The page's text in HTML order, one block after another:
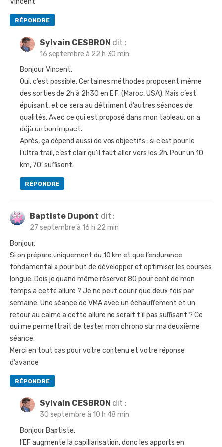
RÉPONDRE
Sylvain CESBRON dit :
16 septembre à 22 h 30 min
Bonjour Vincent,
Oui, c’est possible. Certaines méthodes proposent même
des sorties de 2h à 2h30 en E.F. (Maroc, USA). Mais c’est
épuisant, et ce sera au détriment d’autres séances de
qualités. Avec ce qui est proposé dans mon tableau, on a
déjà un bon impact.
Après, ça dépend aussi de vos objectifs : si c’est pour le
l’ultra trail, c’est clair qu’il faut aller vers les 2h. Pour un 10
km, 70′ suffisent.
RÉPONDRE
Baptiste Dupont dit :
27 septembre à 16 h 22 min
Bonjour,
Si on prépare uniquement du 10 km et que l’endurance
fondamental a pour but de développer et optimiser les courses
longue. Dois je quand même réserver 80 pour cent de mon
temps a cette allure ? Je ne peut courir que deux fois par
semaine. Une séance de VMA avec un échauffement et un
retour au calme a cette allure ne serait t’il pas suffisant ? Ce
qui me permettrait de tester mon chrono sur ma deuxième
séance.
Merci en tout cas pour votre contenu et votre réponse
d’avance
RÉPONDRE
Sylvain CESBRON dit :
30 septembre à 10 h 48 min
Bonjour Baptiste,
l’EF augmente la capillarisation, donc les apports en